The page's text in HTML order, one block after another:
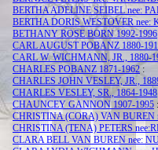
BERTHA ADELINE SEIBEL nee:
BERTHA DORIS WESTOVER nee:
BETHANY ROSE BORN 1992-1996
CARL AUGUST POBANZ 1880-
CARL W. WICHMANN, JR., 1880-
CHARLES POBANZ 1871-1962 :
CHARLES JOHN VESLEY, JR.,
CHARLES VESLEY, SR., 1864-1948
CHAUNCEY GANNON 1907-1995 :
CHRISTINA (CORA) VAN BUREN
CHRISTINA (TENA) PETERS
CLARA BELL VAN BUREN nee: